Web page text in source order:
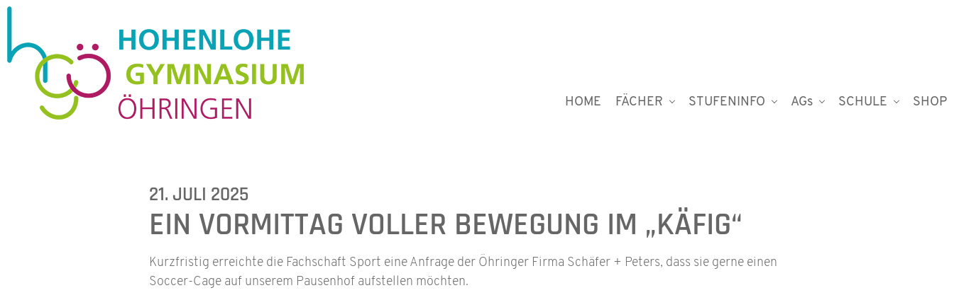
HOME FÄCHER STUFENINFO AGs SCHULE SHOP
21. JULI 2025
EIN VORMITTAG VOLLER BEWEGUNG IM „KÄFIG“
Kurzfristig erreichte die Fachschaft Sport eine Anfrage der Öhringer Firma Schäfer + Peters, dass sie gerne einen
Soccer-Cage auf unserem Pausenhof aufstellen möchten.